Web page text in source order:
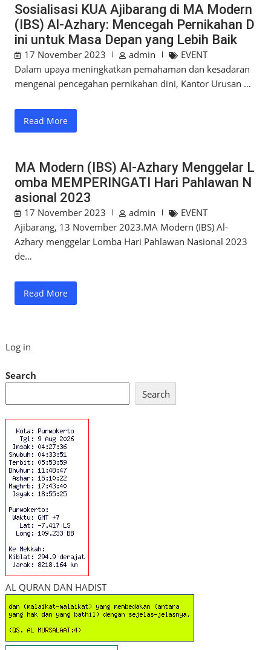
Sosialisasi KUA Ajibarang di MA Modern
(IBS) Al-Azhary: Mencegah Pernikahan D
ini untuk Masa Depan yang Lebih Baik
17 November 2023 admin
EVENT
Dalam upaya meningkatkan pemahaman dan kesadaran
mengenai pencegahan pernikahan dini, Kantor Urusan …
Read More
MA Modern (IBS) Al-Azhary Menggelar L
omba MEMPERINGATI Hari Pahlawan N
asional 2023
17 November 2023 admin
EVENT
Ajibarang, 13 November 2023.MA Modern (IBS) Al-
Azhary menggelar Lomba Hari Pahlawan Nasional 2023
de…
Read More
Log in
Search
Search
AL QURAN DAN HADIST